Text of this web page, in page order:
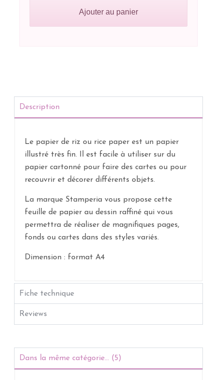
Ajouter au panier
Description
Le papier de riz ou rice paper est un papier
illustré très fin. Il est facile à utiliser sur du
papier cartonné pour faire des cartes ou pour
recouvrir et décorer différents objets.
La marque Stamperia vous propose cette
feuille de papier au dessin raffiné qui vous
permettra de réaliser de magnifiques pages,
fonds ou cartes dans des styles variés.
Dimension : format A4
Fiche technique
Reviews
Dans la même catégorie... (5)